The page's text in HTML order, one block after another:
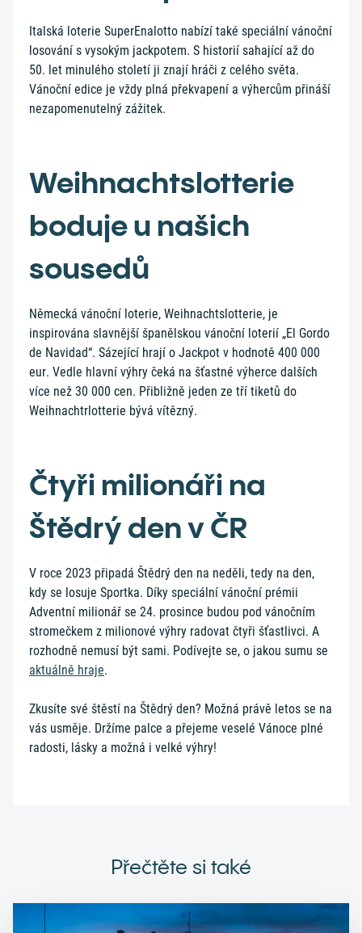
Italská loterie SuperEnalotto nabízí také speciální vánoční
losování s vysokým jackpotem. S historií sahající až do
50. let minulého století ji znají hráči z celého světa.
Vánoční edice je vždy plná překvapení a výhercům přináší
nezapomenutelný zážitek.
Weihnachtslotterie
boduje u našich
sousedů
Německá vánoční loterie, Weihnachtslotterie, je
inspirována slavnější španělskou vánoční loterií „El Gordo
de Navidad“. Sázející hrají o Jackpot v hodnotě 400 000
eur. Vedle hlavní výhry čeká na šťastné výherce dalších
více než 30 000 cen. Přibližně jeden ze tří tiketů do
Weihnachtrlotterie bývá vítězný.
Čtyři milionáři na
Štědrý den v ČR
V roce 2023 připadá Štědrý den na neděli, tedy na den,
kdy se losuje Sportka. Díky speciální vánoční prémii
Adventní milionář se 24. prosince budou pod vánočním
stromečkem z milionové výhry radovat čtyři šťastlivci. A
rozhodně nemusí být sami. Podívejte se, o jakou sumu se
aktuálně hraje.
Zkusíte své štěstí na Štědrý den? Možná právě letos se na
vás usměje. Držíme palce a přejeme veselé Vánoce plné
radosti, lásky a možná i velké výhry!
Přečtěte si také